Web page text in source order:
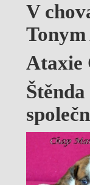
V
Ataxie